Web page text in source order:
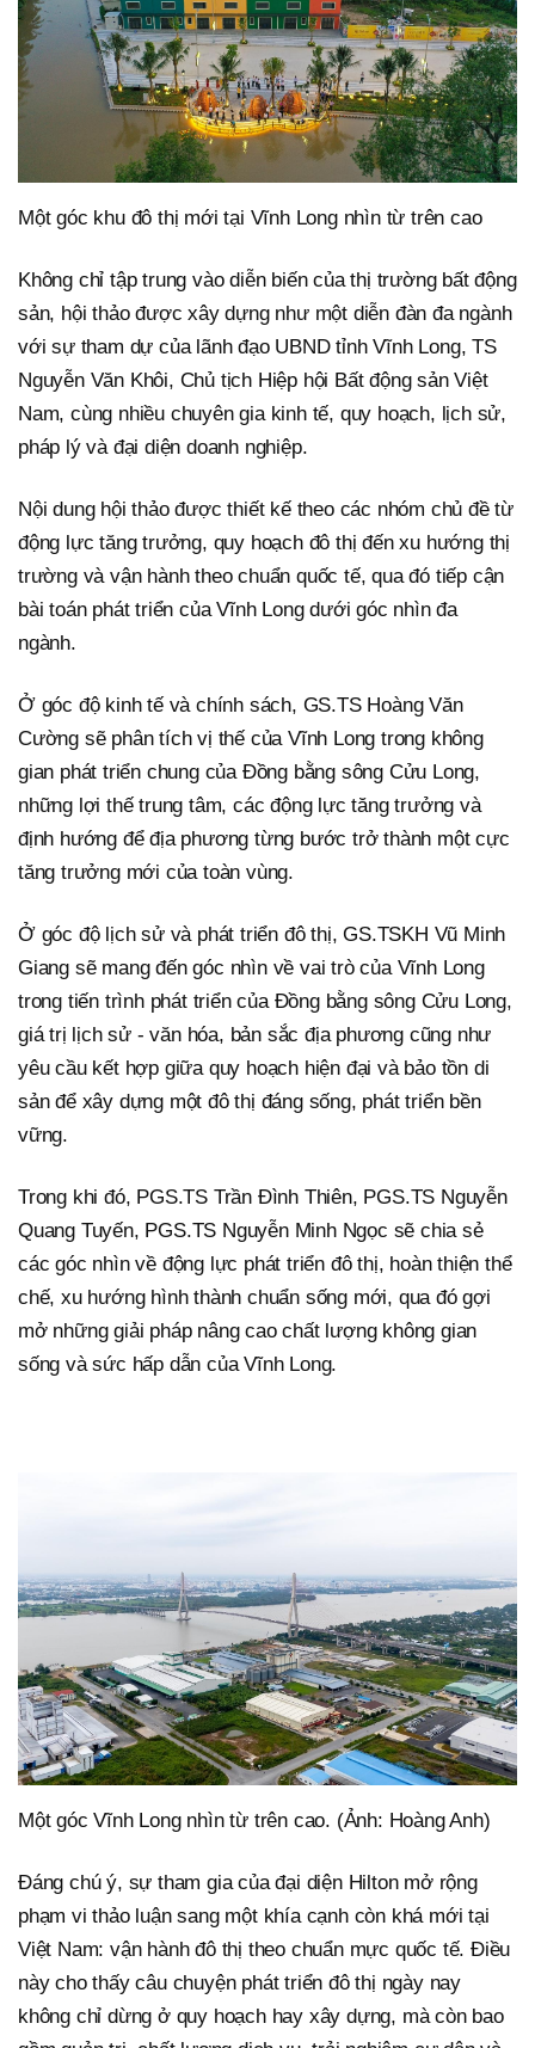
Một góc khu đô thị mới tại Vĩnh Long nhìn từ trên cao
Không chỉ tập trung vào diễn biến của thị trường bất động
sản, hội thảo được xây dựng như một diễn đàn đa ngành
với sự tham dự của lãnh đạo UBND tỉnh Vĩnh Long, TS
Nguyễn Văn Khôi, Chủ tịch Hiệp hội Bất động sản Việt
Nam, cùng nhiều chuyên gia kinh tế, quy hoạch, lịch sử,
pháp lý và đại diện doanh nghiệp.
Nội dung hội thảo được thiết kế theo các nhóm chủ đề từ
động lực tăng trưởng, quy hoạch đô thị đến xu hướng thị
trường và vận hành theo chuẩn quốc tế, qua đó tiếp cận
bài toán phát triển của Vĩnh Long dưới góc nhìn đa
ngành.
Ở góc độ kinh tế và chính sách, GS.TS Hoàng Văn
Cường sẽ phân tích vị thế của Vĩnh Long trong không
gian phát triển chung của Đồng bằng sông Cửu Long,
những lợi thế trung tâm, các động lực tăng trưởng và
định hướng để địa phương từng bước trở thành một cực
tăng trưởng mới của toàn vùng.
Ở góc độ lịch sử và phát triển đô thị, GS.TSKH Vũ Minh
Giang sẽ mang đến góc nhìn về vai trò của Vĩnh Long
trong tiến trình phát triển của Đồng bằng sông Cửu Long,
giá trị lịch sử - văn hóa, bản sắc địa phương cũng như
yêu cầu kết hợp giữa quy hoạch hiện đại và bảo tồn di
sản để xây dựng một đô thị đáng sống, phát triển bền
vững.
Trong khi đó, PGS.TS Trần Đình Thiên, PGS.TS Nguyễn
Quang Tuyến, PGS.TS Nguyễn Minh Ngọc sẽ chia sẻ
các góc nhìn về động lực phát triển đô thị, hoàn thiện thể
chế, xu hướng hình thành chuẩn sống mới, qua đó gợi
mở những giải pháp nâng cao chất lượng không gian
sống và sức hấp dẫn của Vĩnh Long.
Một góc Vĩnh Long nhìn từ trên cao. (Ảnh: Hoàng Anh)
Đáng chú ý, sự tham gia của đại diện Hilton mở rộng
phạm vi thảo luận sang một khía cạnh còn khá mới tại
Việt Nam: vận hành đô thị theo chuẩn mực quốc tế. Điều
này cho thấy câu chuyện phát triển đô thị ngày nay
không chỉ dừng ở quy hoạch hay xây dựng, mà còn bao